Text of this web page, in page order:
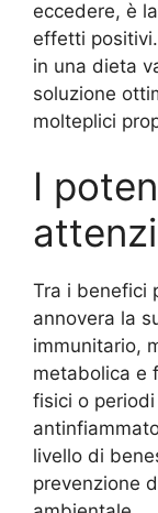
eccedere, è
effetti
in una dieta
soluzione
molteplici
I
Tra i benefici
annovera la
immunitario,
metabolica e
fisici o periodi
livello di
prevenzione